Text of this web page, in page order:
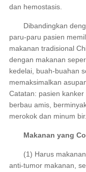
dan hemostasis.
Dibandingkan
paru-paru pasien
makanan tradisional
dengan makanan
kedelai, buah-buahan
memaksimalkan
Catatan: pasien
berbau amis,
merokok dan minum bir.
Makanan yang
(1) Harus makanan
anti-tumor makanan,